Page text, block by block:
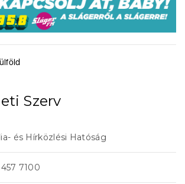
Szerv
és Hírközlési Hatóság
7100